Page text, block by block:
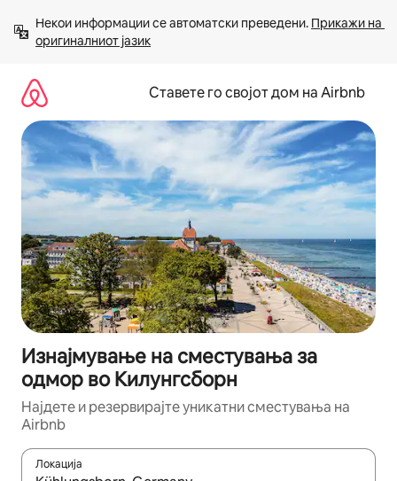
содржина
Некои информации се автоматски преведени. Прикажи на
оригиналниот јазик
Ставете го својот дом на Airbnb
Изнајмување на сместувања за
одмор во Килунгсборн
Најдете и резервирајте уникатни сместувања на
Airbnb
Локација